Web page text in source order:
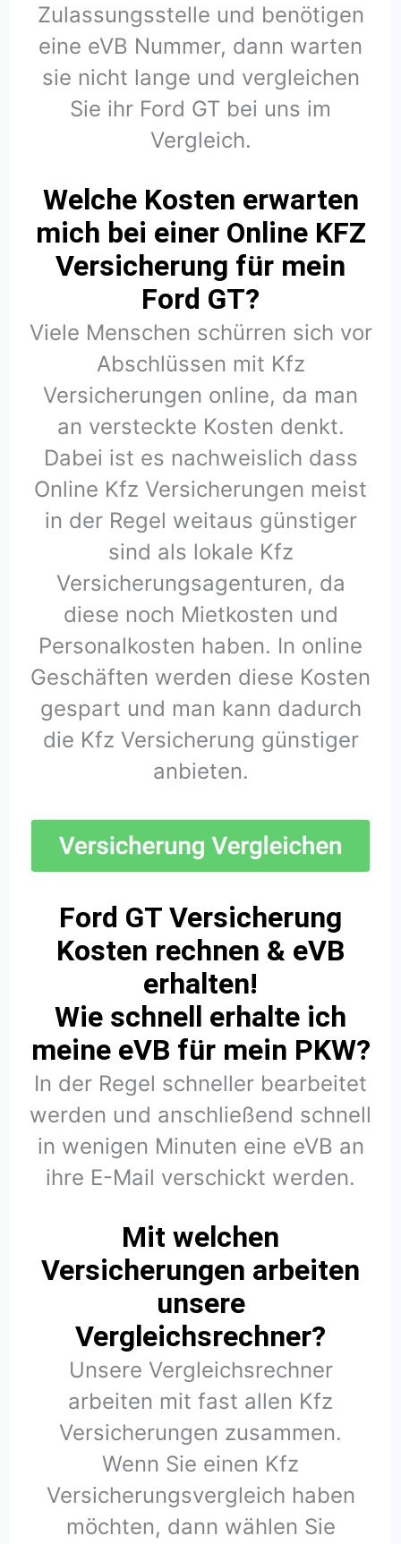
Zulassungsstelle und benötigen
eine eVB Nummer, dann warten
sie nicht lange und vergleichen
Sie ihr Ford GT bei uns im
Vergleich.
Welche Kosten erwarten
mich bei einer Online KFZ
Versicherung für mein
Ford GT?
Viele Menschen schürren sich vor
Abschlüssen mit Kfz
Versicherungen online, da man
an versteckte Kosten denkt.
Dabei ist es nachweislich dass
Online Kfz Versicherungen meist
in der Regel weitaus günstiger
sind als lokale Kfz
Versicherungsagenturen, da
diese noch Mietkosten und
Personalkosten haben. In online
Geschäften werden diese Kosten
gespart und man kann dadurch
die Kfz Versicherung günstiger
anbieten.
Ford GT Versicherung
Kosten rechnen & eVB
erhalten!
Wie schnell erhalte ich
meine eVB für mein PKW?
In der Regel schneller bearbeitet
werden und anschließend schnell
in wenigen Minuten eine eVB an
ihre E-Mail verschickt werden.
Mit welchen
Versicherungen arbeiten
unsere
Vergleichsrechner?
Unsere Vergleichsrechner
arbeiten mit fast allen Kfz
Versicherungen zusammen.
Wenn Sie einen Kfz
Versicherungsvergleich haben
möchten, dann wählen Sie